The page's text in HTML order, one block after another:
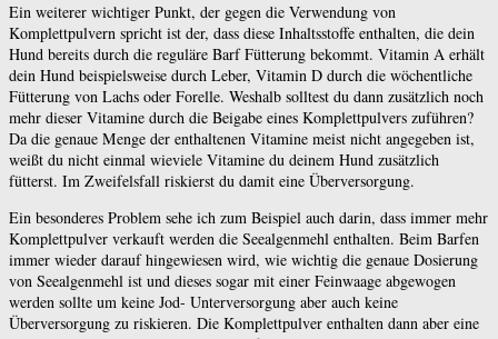
Ein weiterer wichtiger Punkt, der gegen die Verwendung von
Komplettpulvern spricht ist der, dass diese Inhaltsstoffe enthalten, die dein
Hund bereits durch die reguläre Barf Fütterung bekommt. Vitamin A erhält
dein Hund beispielsweise durch Leber, Vitamin D durch die wöchentliche
Fütterung von Lachs oder Forelle. Weshalb solltest du dann zusätzlich noch
mehr dieser Vitamine durch die Beigabe eines Komplettpulvers zuführen?
Da die genaue Menge der enthaltenen Vitamine meist nicht angegeben ist,
weißt du nicht einmal wieviele Vitamine du deinem Hund zusätzlich
fütterst. Im Zweifelsfall riskierst du damit eine Überversorgung.
Ein besonderes Problem sehe ich zum Beispiel auch darin, dass immer mehr
Komplettpulver verkauft werden die Seealgenmehl enthalten. Beim Barfen
immer wieder darauf hingewiesen wird, wie wichtig die genaue Dosierung
von Seealgenmehl ist und dieses sogar mit einer Feinwaage abgewogen
werden sollte um keine Jod- Unterversorgung aber auch keine
Überversorgung zu riskieren. Die Komplettpulver enthalten dann aber eine